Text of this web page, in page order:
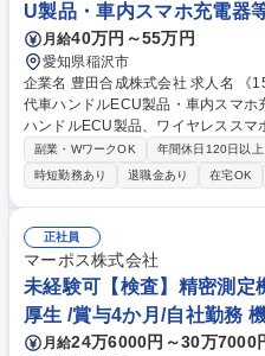
U製品・車内スマホ充電器
月給40万円～55万円
愛知県稲沢市
企業名 豊田合成株式会社 求人名 《153_電子回路設計》管理職候補/次世
代車ハンドルECU製品・車内スマホ充電器等 仕事の内容
ハンドルECU製品、ワイヤレススマ
ジメントを担当します。ユーザーに
結する製品に携わることができます。 【具体的な仕事内容】電子系専
外部委託先をコントロールし企画・
ます。回路設計仕様書作成、成果物
進、量産立ち上げフォローもありま
製品、ワイヤレススマホ充電器、アクチュエー
電子回路設計》管理職候補/次世代
器等
副業・WワークOK 年間休日120日以上
時短勤務あり
退職金あり 在宅OK
正社員
マーポス株式会社
未経験可【検査】精密測定
厚生 /賞与4か月/自社勤務
月給24万6000円～30万7000